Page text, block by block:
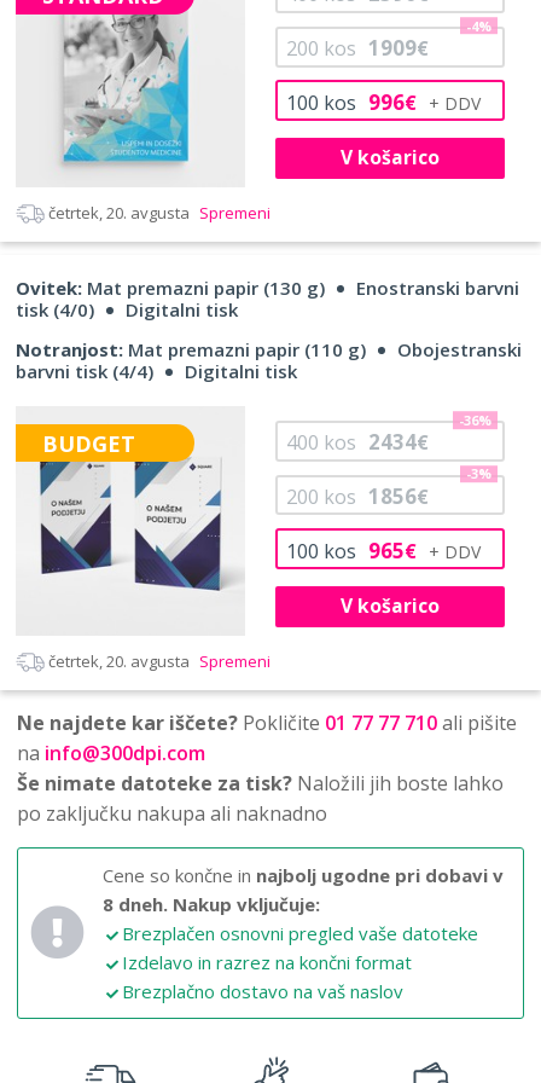
100 kos 996€
200 kos 1909€
-4%
V košarico
četrtek, 20. avgusta Spremeni
Ovitek: Mat premazni papir (130 g)
Enostranski barvni
tisk (4/0)
Digitalni tisk
Notranjost: Mat premazni papir (110 g)
Obojestranski
barvni tisk (4/4)
Digitalni tisk
BUDGET
100 kos 965€
200 kos 1856€
-3%
400 kos 2434€
-36%
V košarico
četrtek, 20. avgusta Spremeni
Ne najdete kar iščete? Pokličite 01 77 77 710ali pišite
na info@300dpi.com
Še nimate datoteke za tisk? Naložili jih boste lahko
po zaključku nakupa ali naknadno
Cene so končne in najbolj ugodne pri dobavi v
8 dneh. Nakup vključuje:
Brezplačen osnovni pregled vaše datoteke
Izdelavo in razrez na končni format
Brezplačno dostavo na vaš naslov